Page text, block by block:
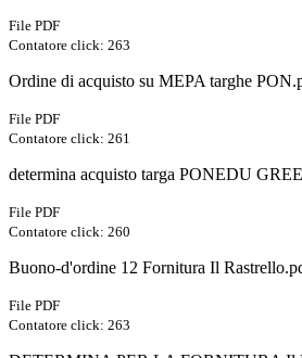
File PDF
Contatore click: 263
Ordine di acquisto su MEPA targhe
File PDF
Contatore click: 261
determina acquisto targa PONEDU
File PDF
Contatore click: 260
Buono-d'ordine 12 Fornitura Il
File PDF
Contatore click: 263